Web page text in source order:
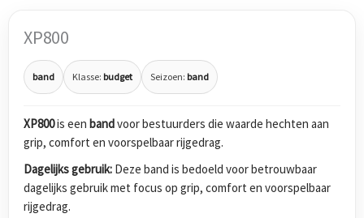
XP800
band Klasse: budget Seizoen: band
XP800is een bandvoor bestuurders die waarde hechten aan
grip, comfort en voorspelbaar rijgedrag.
Dagelijks gebruik: Deze band is bedoeld voor betrouwbaar
dagelijks gebruik met focus op grip, comfort en voorspelbaar
rijgedrag.